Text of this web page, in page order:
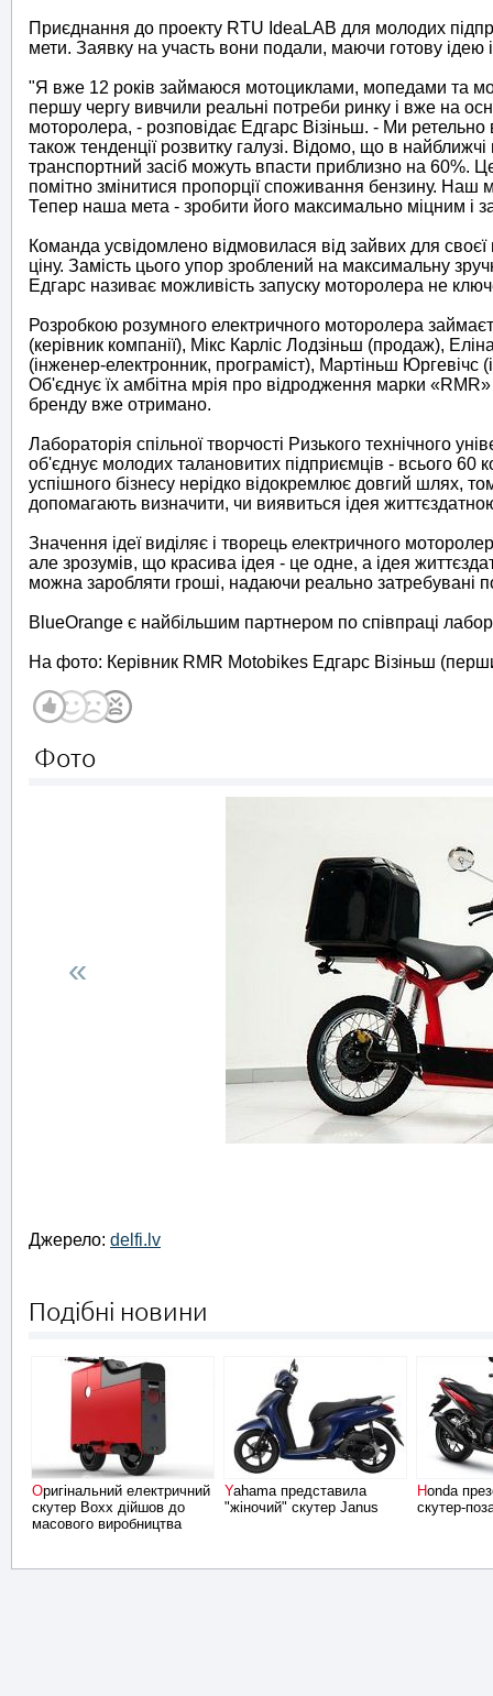
Приєднання до проекту RTU IdeaLAB для молодих
мети. Заявку на участь вони подали, маючи готову
"Я вже 12 років займаюся мотоциклами, мопедами та
першу чергу вивчили реальні потреби ринку і вже на
моторолера, - розповідає Едгарс Візіньш. - Ми ретельно
також тенденції розвитку галузі. Відомо, що в
транспортний засіб можуть впасти приблизно на 60%.
помітно змінитися пропорції споживання бензину. Наш
Тепер наша мета - зробити його максимально міцним і
Команда усвідомлено відмовилася від зайвих для
ціну. Замість цього упор зроблений на максимальну
Едгарс називає можливість запуску моторолера не
Розробкою розумного електричного моторолера
(керівник компанії), Мікс Карліс Лодзіньш (продаж),
(інженер-електронник, програміст), Мартіньш Юргевічс
Об'єднує їх амбітна мрія про відродження марки
бренду вже отримано.
Лабораторія спільної творчості Ризького технічного
об'єднує молодих талановитих підприємців - всього 60
успішного бізнесу нерідко відокремлює довгий шлях,
допомагають визначити, чи виявиться ідея
Значення ідеї виділяє і творець електричного
але зрозумів, що красива ідея - це одне, а ідея
можна заробляти гроші, надаючи реально затребувані
BlueOrange є найбільшим партнером по співпраці
На фото: Керівник RMR Motobikes Едгарс Візіньш
Фото
«
Джерело: delfi.lv
Подібні новини
Оригінальний електричний
скутер Boxx дійшов до
масового виробництва
Yahama представила
"жіночий" скутер Janus
Honda презентувала
скутер-